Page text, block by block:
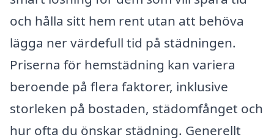
och hålla sitt hem rent utan att behöva
lägga ner värdefull tid på städningen.
Priserna för hemstädning kan variera
beroende på flera faktorer, inklusive
storleken på bostaden, städomfånget och
hur ofta du önskar städning. Generellt